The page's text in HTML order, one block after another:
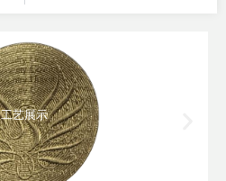
工艺展示